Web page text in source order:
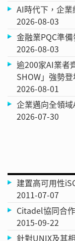
AI時代下，企
2026-08-03
金融業PQC準
2026-08-03
逾200家AI業者
SHOW」強勢
2026-08-01
企業邁向全領
2026-07-30
建置高可用性
2011-07-07
Citadel協同合
2015-09-22
針對UNIX及其